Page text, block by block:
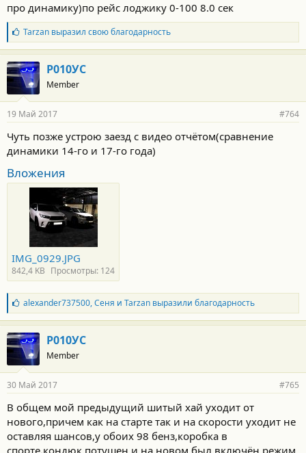
про динамику)по рейс лоджику 0-100 8.0 сек
Б
л
а
г
о
д
а
н
с
т
:
Tarzanвыразил свою благодарность
Р010УС
Member
19 Май 2017 #764
Чуть позже устрою заезд с видео отчётом(сравнение
динамики 14-го и 17-го года)
Вложения
IMG_0929.JPG
842,4 KB Просмотры: 124
Б
л
а
г
о
д
а
н
о
с
т
и
alexander737500,Сеня и Tarzanвыразили благодарность
Р010УС
Member
30 Май 2017 #765
В общем мой предыдущий шитый хай уходит от
нового,причем как на старте так и на скорости уходит не
оставляя шансов,у обоих 98 бенз,коробка в
спорте,кондюк потушен и на новом был включён режим